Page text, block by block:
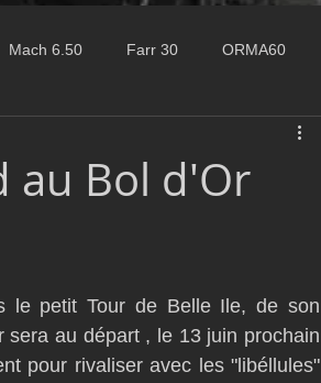
Mach 6.50 Farr 30 ORMA60
au Bol d'Or
le petit Tour de Belle Ile, de son
au départ , le 13 juin prochain
pour rivaliser avec les "libéllules"